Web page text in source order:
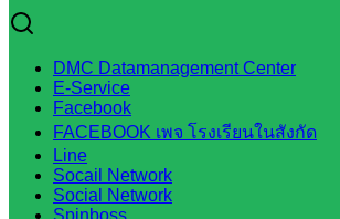
DMC Datamanagement Center
E-Service
Facebook
FACEBOOK เพจ โรงเรียนในสังกัด
Line
Socail Network
Social Network
Spinboss
กลุ่มอำนวยการ
กลุ่มบริหารงานงานเงินและสินทรัพย์
กลุ่มนโยบายและแผน
กลุ่มส่งเสริมการจัดการศึกษา
กลุ่มบริหารงานบุคคล